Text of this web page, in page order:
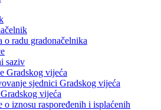
o radu gradonačelnika
saziv
Gradskog vijeća
sjednici Gradskog vijeća
vijeća
o iznosu raspoređenih i isplaćenih